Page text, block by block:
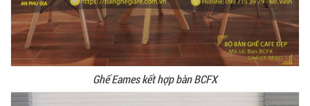
Ghế Eames kết hợp bàn BCFX